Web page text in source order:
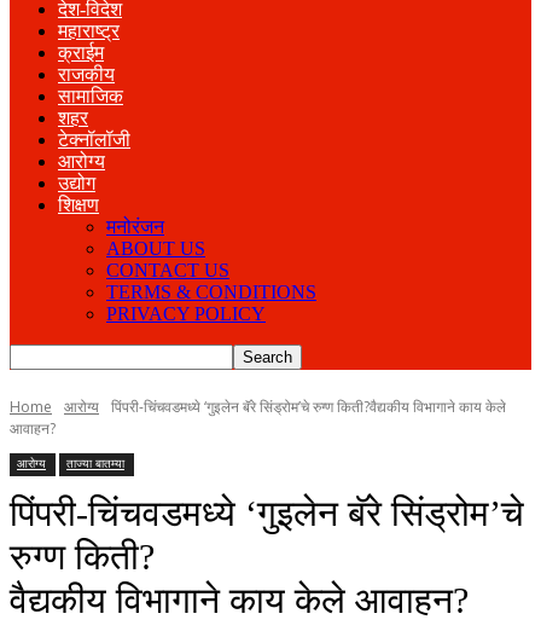
देश-विदेश
महाराष्ट्र
क्राईम
राजकीय
सामाजिक
शहर
टेक्नॉलॉजी
आरोग्य
उद्योग
शिक्षण
मनोरंजन
ABOUT US
CONTACT US
TERMS & CONDITIONS
PRIVACY POLICY
Home आरोग्य पिंपरी-चिंचवडमध्ये ‘गुइलेन बॅरे सिंड्रोम’चे रुग्ण किती?वैद्यकीय विभागाने काय केले
आवाहन?
आरोग्य ताज्या बातम्या
पिंपरी-चिंचवडमध्ये ‘गुइलेन बॅरे सिंड्रोम’चे
रुग्ण किती?
वैद्यकीय विभागाने काय केले आवाहन?